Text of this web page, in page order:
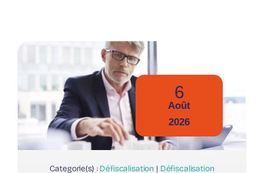
6
Août
2026
Categorie(s) : Défiscalisation | Défiscalisation